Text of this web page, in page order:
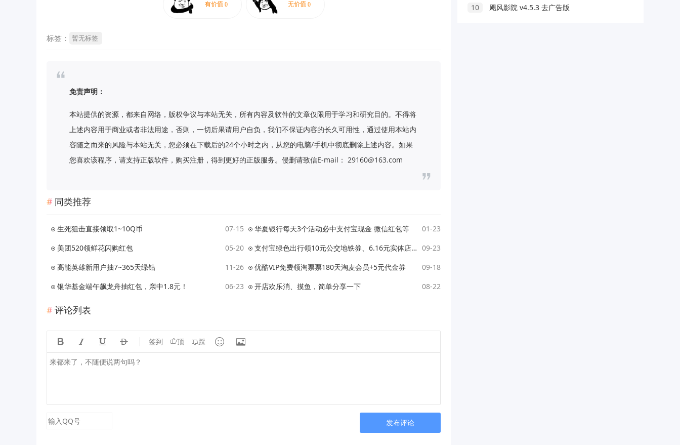
标签： 暂无标签
免责声明：
本站提供的资源，都来自网络，版权争议与本站无关，所有内容及软件的文章仅限用于学习和研究目的。不得将
上述内容用于商业或者非法用途，否则，一切后果请用户自负，我们不保证内容的长久可用性，通过使用本站内
容随之而来的风险与本站无关，您必须在下载后的24个小时之内，从您的电脑/手机中彻底删除上述内容。如果
您喜欢该程序，请支持正版软件，购买注册，得到更好的正版服务。侵删请致信E-mail： 29160@163.com
同类推荐
生死狙击直接领取1~10Q币 07-15 华夏银行每天3个活动必中支付宝现金 微信红包等
01-23
美团520领鲜花闪购红包
05-20 支付宝绿色出行领10元公交地铁券、6.16元实体店支付红包 09-23
高能英雄新用户抽7~365天绿钻
11-26 优酷VIP免费领淘票票180天淘麦会员+5元代金券
09-18
银华基金端午飙龙舟抽红包，亲中1.8元！
06-23 开店欢乐消、摸鱼，简单分享一下 08-22
评论列表
    签到 顶 踩  
发布评论
10 飓风影院 v4.5.3 去广告版